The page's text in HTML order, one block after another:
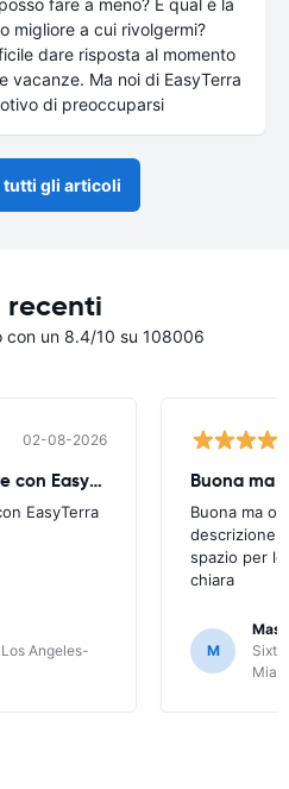
fare a meno? E qual è la
migliore a cui rivolgermi?
dare risposta al momento
vacanze. Ma noi di EasyTerra
di preoccuparsi
tutti gli articoli
recenti
con un 8.4/10 su 108006
02-08-2026
Ottimo. Prenoto sempre con EasyTerra
EasyTerra
Angeles-
Buona ma
Buona ma
descrizione
spazio per
chiara
M
Sixt